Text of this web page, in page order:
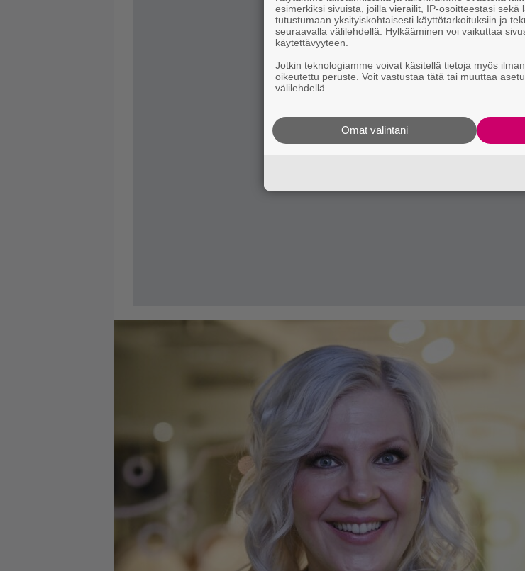
esimerkiksi sivuista, joilla vierailit, IP-osoitteestasi sekä
tutustumaan yksityiskohtaisesti käyttötarkoituksiin ja
seuraavalla välilehdellä. Hylkääminen voi vaikuttaa
käytettävyyteen.
Jotkin teknologiamme voivat käsitellä tietoja myös
oikeutettu peruste. Voit vastustaa tätä tai muuttaa
välilehdellä.
Omat valintani